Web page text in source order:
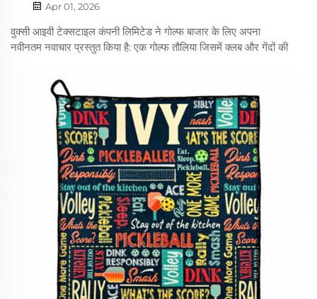
Apr 01, 2026
वुक्सी आइवी टेक्सटाइल कंपनी लिमिटेड ने गोल्फ बाजार के लिए अपना
नवीनतम नवाचार प्रस्तुत किया है: एक गोल्फ तौलिया जिसमें क्लब और गेंदों की
सुविधा मानक गोल्फ तौलिया को... उच्च स्तर पर ले जाती है